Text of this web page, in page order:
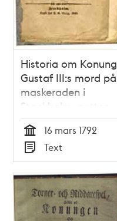
Historia om Konung
Gustaf III:s mord på
maskeraden i
Stockholm, natten
emellan den 16 och
17 mars 1792.
Tid
16 mars 1792
Typ
Text